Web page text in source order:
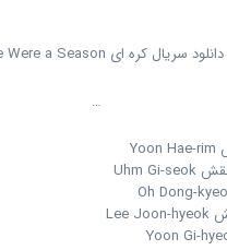
دانلود سریال کره ای If We Were a Season
…